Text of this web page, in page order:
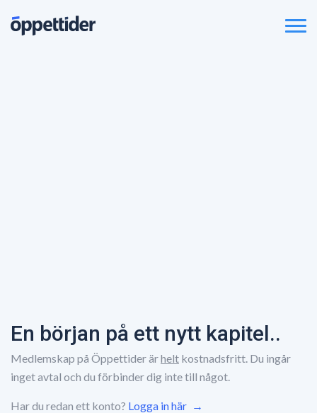
En början på ett nytt kapitel..
Medlemskap på Öppettider ärhelt kostnadsfritt. Du ingår
inget avtal och du förbinder dig inte till något.
Har du redan ett konto? Logga in här →